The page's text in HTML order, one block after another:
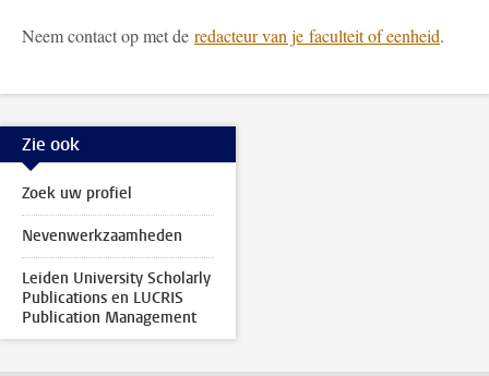
Neem contact op met de redacteur van je faculteit of eenheid.
Zie ook
Zoek uw profiel
Nevenwerkzaamheden
Leiden University Scholarly
Publications en LUCRIS
Publication Management